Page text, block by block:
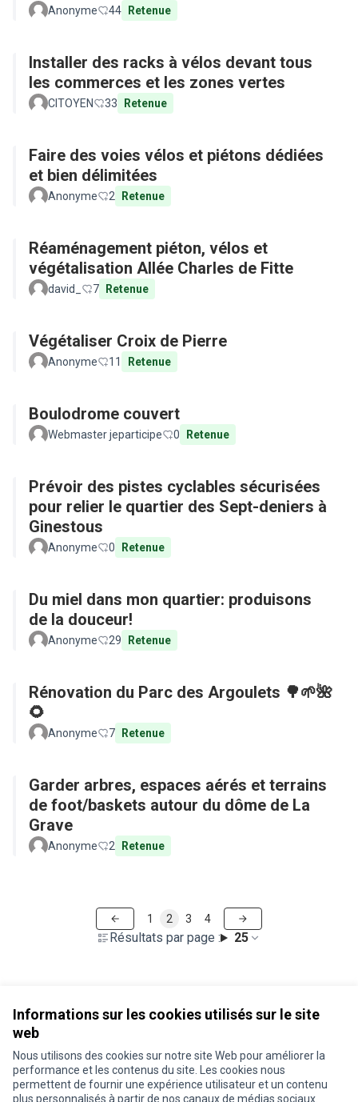
Informations sur les cookies utilisés sur le site
web
Nous utilisons des cookies sur notre site Web pour améliorer la
performance et les contenus du site. Les cookies nous
permettent de fournir une expérience utilisateur et un contenu
plus personnalisés à partir de nos canaux de médias sociaux.
Anonyme 44 Retenue
Installer des racks à vélos devant tous
les commerces et les zones vertes
CITOYEN 33 Retenue
Faire des voies vélos et piétons dédiées
et bien délimitées
Anonyme 2 Retenue
Réaménagement piéton, vélos et
végétalisation Allée Charles de Fitte
david_ 7 Retenue
Végétaliser Croix de Pierre
Anonyme 11 Retenue
Boulodrome couvert
Webmaster jeparticipe 0 Retenue
Prévoir des pistes cyclables sécurisées
pour relier le quartier des Sept-deniers à
Ginestous
Anonyme 0 Retenue
Du miel dans mon quartier: produisons
de la douceur!
Anonyme 29 Retenue
Rénovation du Parc des Argoulets 🌳🌱🌺
🌻
Anonyme 7 Retenue
Garder arbres, espaces aérés et terrains
de foot/baskets autour du dôme de La
Grave
Anonyme 2 Retenue
Résultats par page : 25
1 2 3 4
Conditions d'utilisation
Paramètres des cookies
Je participe ! sur X
Je participe ! sur Facebook
Je participe ! sur Instagram